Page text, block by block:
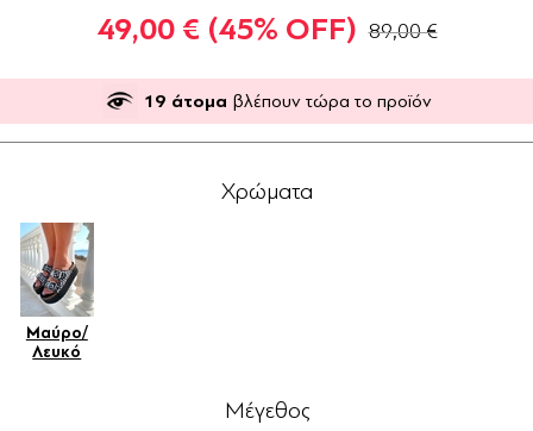
49,00 € (45% OFF) 89,00 €
19 άτομα βλέπουν τώρα το προϊόν
Χρώματα
Μαύρο/
Λευκό
Μέγεθος